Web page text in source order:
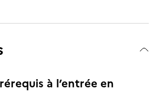
à l’entrée en